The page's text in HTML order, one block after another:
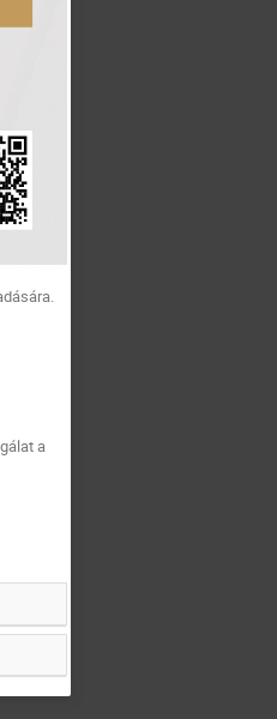
a